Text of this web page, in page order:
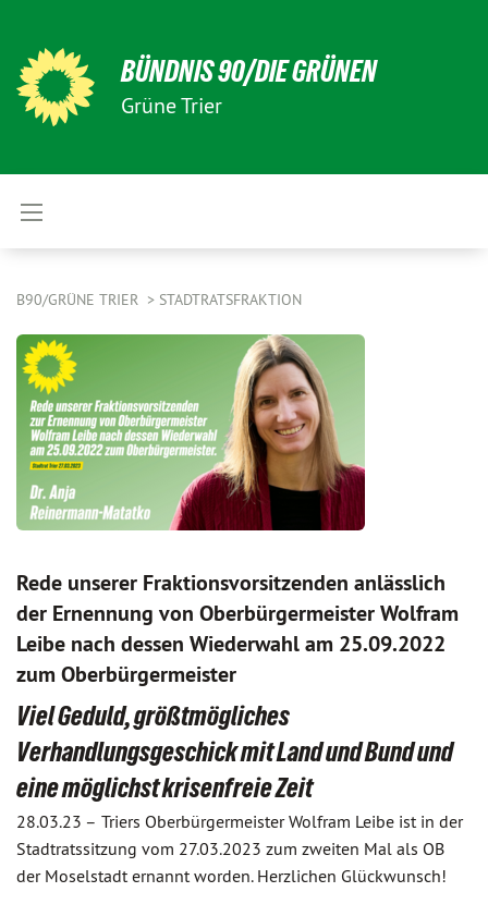
BÜNDNIS 90/DIE GRÜNEN
Grüne Trier
B90/GRÜNE TRIER STADTRATSFRAKTION
Rede unserer Fraktionsvorsitzenden anlässlich
der Ernennung von Oberbürgermeister Wolfram
Leibe nach dessen Wiederwahl am 25.09.2022
zum Oberbürgermeister
Viel Geduld, größtmögliches
Verhandlungsgeschick mit Land und Bund und
eine möglichst krisenfreie Zeit
28.03.23 – Triers Oberbürgermeister Wolfram Leibe ist in der
Stadtratssitzung vom 27.03.2023 zum zweiten Mal als OB
der Moselstadt ernannt worden. Herzlichen Glückwunsch!